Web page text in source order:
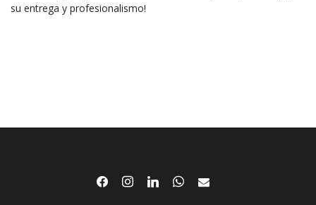
su entrega y profesionalismo!